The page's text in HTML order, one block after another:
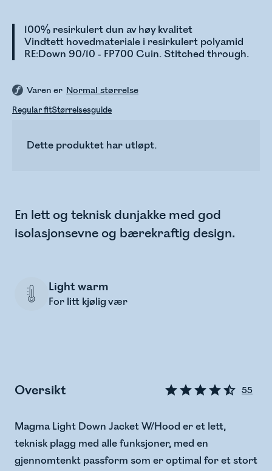
100% resirkulert dun av høy kvalitet
Vindtett hovedmateriale i resirkulert polyamid
RE:Down 90/10 - FP700 Cuin. Stitched through.
Varen er Normal størrelse
Regular fitStørrelsesguide
Dette produktet har utløpt.
En lett og teknisk dunjakke med god
isolasjonsevne og bærekraftig design.
Light warm
For litt kjølig vær
Oversikt 55
Magma Light Down Jacket W/Hood er et lett,
teknisk plagg med alle funksjoner, med en
gjennomtenkt passform som er optimal for et stort